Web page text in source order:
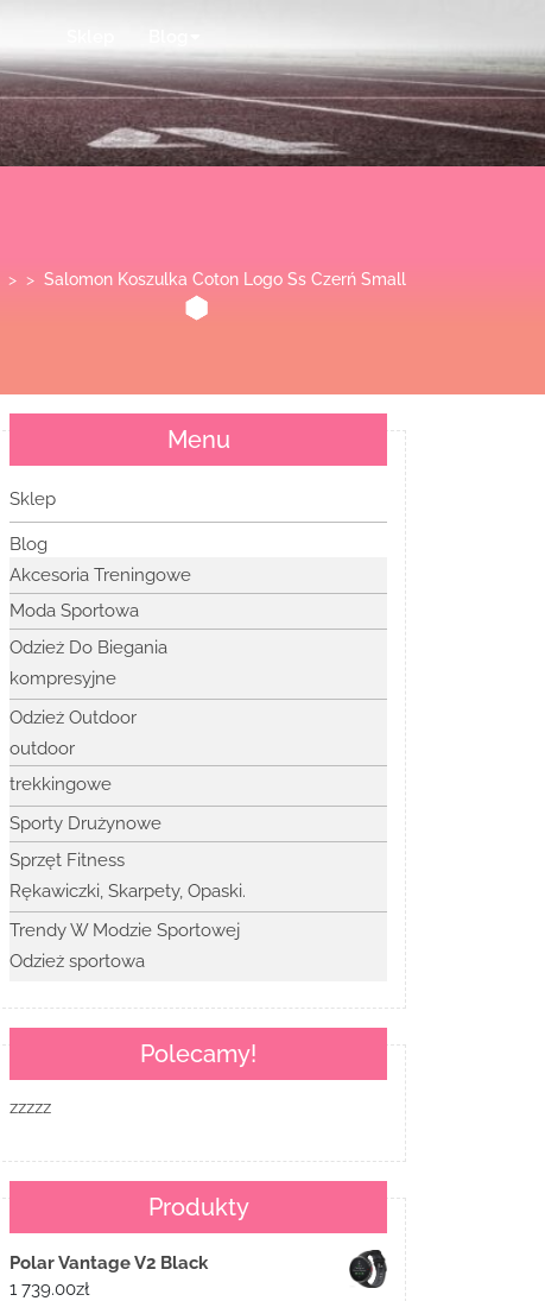
> > Salomon Koszulka Coton Logo Ss Czerń Small
Menu
Sklep
Blog
Akcesoria Treningowe
Moda Sportowa
Odzież Do Biegania
kompresyjne
Odzież Outdoor
outdoor
trekkingowe
Sporty Drużynowe
Sprzęt Fitness
Rękawiczki, Skarpety, Opaski.
Trendy W Modzie Sportowej
Odzież sportowa
Polecamy!
zzzzz
Produkty
Polar Vantage V2 Black
1 739.00zł